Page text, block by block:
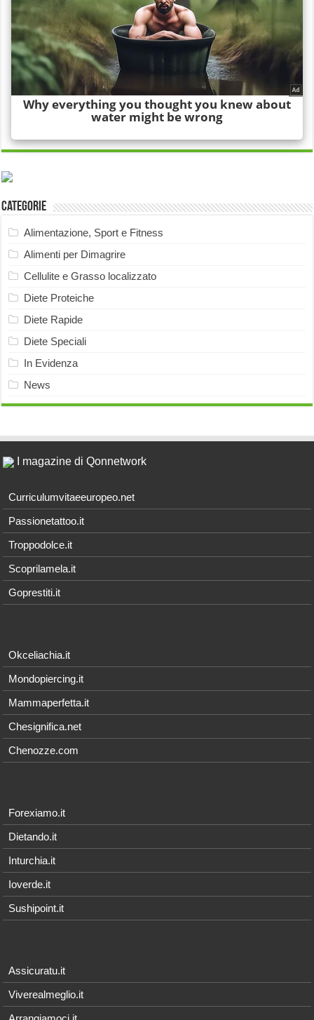
Categorie
Alimentazione, Sport e Fitness
Alimenti per Dimagrire
Cellulite e Grasso localizzato
Diete Proteiche
Diete Rapide
Diete Speciali
In Evidenza
News
I magazine di Qonnetwork
Curriculumvitaeeuropeo.net
Passionetattoo.it
Troppodolce.it
Scoprilamela.it
Goprestiti.it
Okceliachia.it
Mondopiercing.it
Mammaperfetta.it
Chesignifica.net
Chenozze.com
Forexiamo.it
Dietando.it
Inturchia.it
Ioverde.it
Sushipoint.it
Assicuratu.it
Viverealmeglio.it